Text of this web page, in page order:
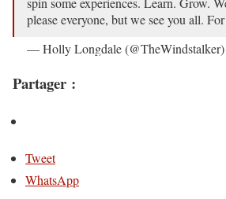
please everyone, but we see you all.
— Holly Longdale (@TheWindstalker)
Partager :
Tweet
WhatsApp